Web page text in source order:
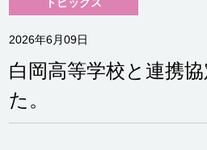
2026年6月09日
白岡高等学校と連携
た。